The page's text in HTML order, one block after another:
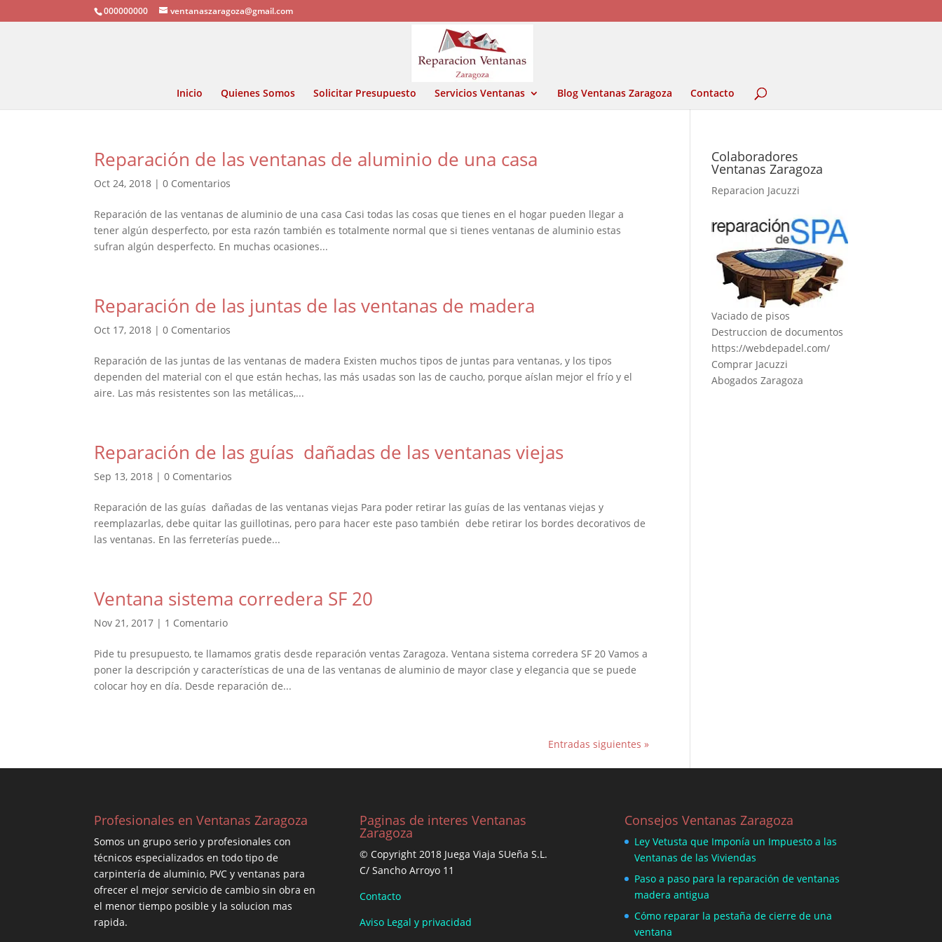
000000000 ventanaszaragoza@gmail.com
Inicio Quienes Somos Solicitar Presupuesto Servicios Ventanas Blog Ventanas Zaragoza Contacto
Reparación de las ventanas de aluminio de una casa
Oct 24, 2018 |0 Comentarios
Reparación de las ventanas de aluminio de una casa Casi todas las cosas que tienes en el hogar pueden llegar a
tener algún desperfecto, por esta razón también es totalmente normal que si tienes ventanas de aluminio estas
sufran algún desperfecto. En muchas ocasiones...
Reparación de las juntas de las ventanas de madera
Oct 17, 2018 |0 Comentarios
Reparación de las juntas de las ventanas de madera Existen muchos tipos de juntas para ventanas, y los tipos
dependen del material con el que están hechas, las más usadas son las de caucho, porque aíslan mejor el frío y el
aire. Las más resistentes son las metálicas,...
Reparación de las guías dañadas de las ventanas viejas
Sep 13, 2018 |0 Comentarios
Reparación de las guías dañadas de las ventanas viejas Para poder retirar las guías de las ventanas viejas y
reemplazarlas, debe quitar las guillotinas, pero para hacer este paso también debe retirar los bordes decorativos de
las ventanas. En las ferreterías puede...
Ventana sistema corredera SF 20
Nov 21, 2017 | 1 Comentario
Pide tu presupuesto, te llamamos gratis desde reparación ventas Zaragoza. Ventana sistema corredera SF 20 Vamos a
poner la descripción y características de una de las ventanas de aluminio de mayor clase y elegancia que se puede
colocar hoy en día. Desde reparación de...
Entradas siguientes »
Colaboradores
Ventanas Zaragoza
Reparacion Jacuzzi
Vaciado de pisos
Destruccion de documentos
https://webdepadel.com/
Comprar Jacuzzi
Abogados Zaragoza
Profesionales en Ventanas Zaragoza
Somos un grupo serio y profesionales con
técnicos especializados en todo tipo de
carpintería de aluminio, PVC y ventanas para
ofrecer el mejor servicio de cambio sin obra en
el menor tiempo posible y la solucion mas
rapida.
Paginas de interes Ventanas
Zaragoza
© Copyright 2018 Juega Viaja SUeña S.L.
C/ Sancho Arroyo 11
Contacto
Aviso Legal y privacidad
Consejos Ventanas Zaragoza
Ley Vetusta que Imponía un Impuesto a las
Ventanas de las Viviendas
Paso a paso para la reparación de ventanas
madera antigua
Cómo reparar la pestaña de cierre de una
ventana